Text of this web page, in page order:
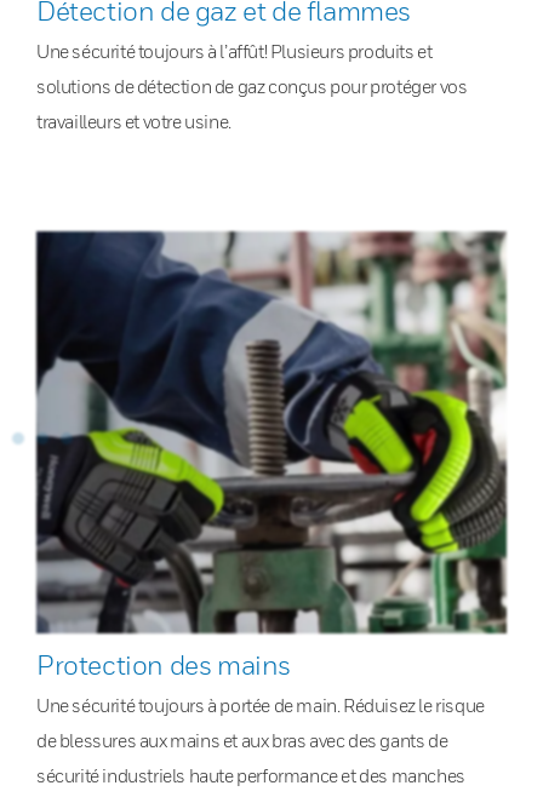
Détection de gaz et de flammes
Une sécurité toujours à l’affût! Plusieurs produits et
solutions de détection de gaz conçus pour protéger vos
travailleurs et votre usine.
Protection des mains
Une sécurité toujours à portée de main. Réduisez le risque
de blessures aux mains et aux bras avec des gants de
sécurité industriels haute performance et des manches